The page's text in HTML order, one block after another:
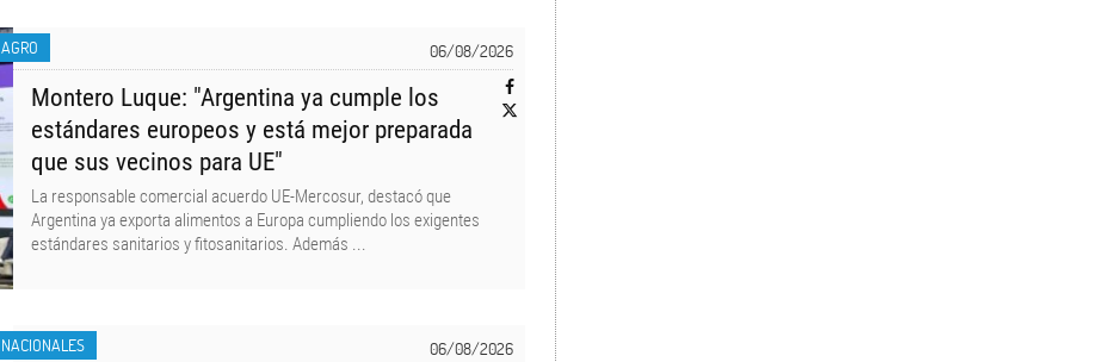
06/08/2026
AGRO
Montero Luque: "Argentina ya cumple los
estándares europeos y está mejor preparada
que sus vecinos para UE"
La responsable comercial acuerdo UE-Mercosur, destacó que
Argentina ya exporta alimentos a Europa cumpliendo los exigentes
estándares sanitarios y fitosanitarios. Además ...
06/08/2026
NACIONALES